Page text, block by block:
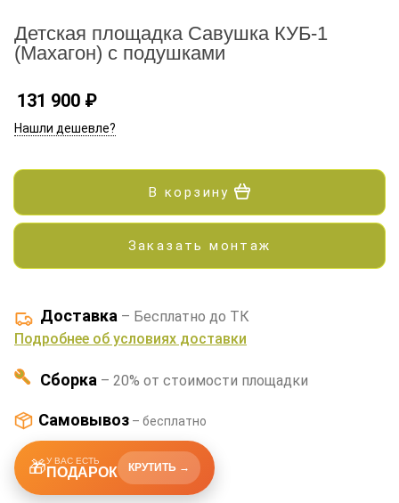
Детская площадка Савушка КУБ-1
(Махагон) с подушками
131 900 ₽
Нашли дешевле?
В корзину
Заказать монтаж
Доставка – Бесплатно до ТК
Подробнее об условиях доставки
Сборка – 20% от стоимости площадки
Самовывоз – бесплатно
🎁У ВАС ЕСТЬ
ПОДАРОК КРУТИТЬ →